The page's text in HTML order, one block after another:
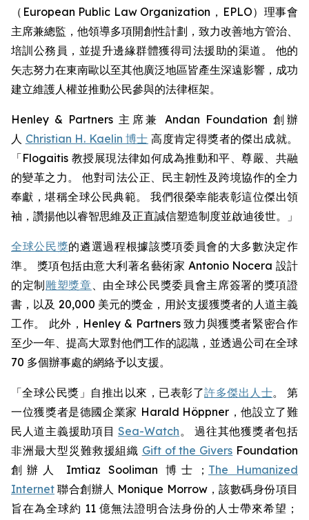
（European Public Law Organization，EPLO）理事會
主席兼總監，他領導多項開創性計劃，致力改善地方管治、
培訓公務員，並提升邊緣群體獲得司法援助的渠道。 他的
矢志努力在東南歐以至其他廣泛地區皆產生深遠影響，成功
建立維護人權並推動公民參與的法律框架。
Henley & Partners 主席兼 Andan Foundation 創辦
人 Christian H. Kaelin 博士 高度肯定得獎者的傑出成就。
「Flogaitis 教授展現法律如何成為推動和平、尊嚴、共融
的變革之力。 他對司法公正、民主韌性及跨境協作的全力
奉獻，堪稱全球公民典範。 我們很榮幸能表彰這位傑出領
袖，讚揚他以睿智思維及正直誠信塑造制度並啟迪後世。」
全球公民獎的遴選過程根據該獎項委員會的大多數決定作
準。 獎項包括由意大利著名藝術家 Antonio Nocera 設計
的定制雕塑獎章、由全球公民獎委員會主席簽署的獎項證
書，以及 20,000 美元的獎金，用於支援獲獎者的人道主義
工作。 此外，Henley & Partners 致力與獲獎者緊密合作
至少一年、提高大眾對他們工作的認識，並透過公司在全球
70 多個辦事處的網絡予以支援。
「全球公民獎」自推出以來，已表彰了許多傑出人士。 第
一位獲獎者是德國企業家 Harald Höppner，他設立了難
民人道主義援助項目Sea-Watch。 過往其他獲獎者包括
非洲最大型災難救援組織 Gift of the Givers Foundation
創辦人 Imtiaz Sooliman 博士； The Humanized
Internet 聯合創辦人 Monique Morrow，該數碼身份項目
旨在為全球約 11 億無法證明合法身份的人士帶來希望；